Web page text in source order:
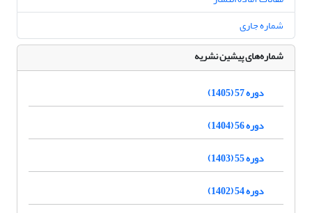
شماره جاری
شماره‌های پیشین نشریه
دوره 57 (1405)
دوره 56 (1404)
دوره 55 (1403)
دوره 54 (1402)